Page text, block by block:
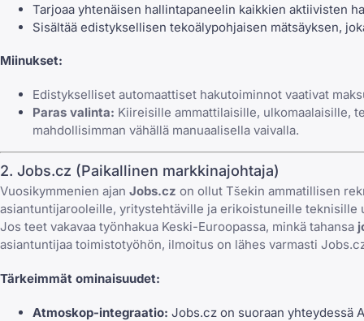
Tarjoaa yhtenäisen hallintapaneelin kaikkien aktiivisten
Sisältää edistyksellisen tekoälypohjaisen mätsäyksen,
Miinukset:
Edistykselliset automaattiset hakutoiminnot vaativat
Paras valinta: Kiireisille ammattilaisille, ulkomaalaisille,
mahdollisimman vähällä manuaalisella vaivalla.
2. Jobs.cz (Paikallinen markkinajohtaja)
Vuosikymmenien ajan Jobs.cz on ollut Tšekin ammatillisen
asiantuntijarooleille, yritystehtäville ja erikoistuneille teknisille
Jos teet vakavaa työnhakua Keski-Euroopassa, minkä tahansa
asiantuntijaa toimistotyöhön, ilmoitus on lähes varmasti
Tärkeimmät ominaisuudet:
Atmoskop-integraatio: Jobs.cz on suoraan yhteydessä